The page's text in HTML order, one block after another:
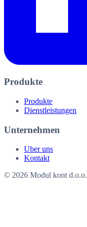
Produkte
Produkte
Dienstleistungen
Unternehmen
Uber uns
Kontakt
© 2026 Modul kont d.o.o.